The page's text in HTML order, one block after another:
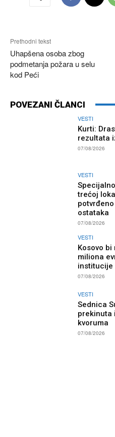
Prethodni tekst
Uhapšena osoba zbog
podmetanja požara u selu
kod Peći
POVEZANI ČLANCI
VESTI
Kurti:
rezultata
07/08/2026
VESTI
trećoj
ostataka
07/08/2026
VESTI
Kosovo
miliona
institucije
07/08/2026
VESTI
Sednica
prekinuta
kvoruma
07/08/2026